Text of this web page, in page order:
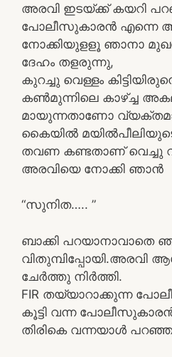
അരവി ഇടയ്ക്ക് കയറി
പോലീസുകാരൻ എന്നെ
നോക്കിയുളളൂ ഞാനാ
ദേഹം തളരുന്നു,
കുറച്ചു വെള്ളം
കൺമുന്നിലെ കാഴ്ച്ച
മായുന്നതാണോ
കൈയിൽ
തവണ കണ്ടതാണ് വെച്ചു
അരവിയെ നോക്കി ഞാൻ
“സുനിത….. ”
ബാക്കി പറയാനാവാതെ
വിതുമ്പിപ്പോയി.അരവി
ചേർത്തു നിർത്തി.
FIR തയ്യാറാക്കുന്ന
കൂട്ടി വന്ന
തിരികെ വന്നയാൾ